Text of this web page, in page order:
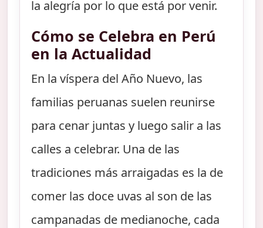
la alegría por lo que está por venir.
Cómo se Celebra en Perú
en la Actualidad
En la víspera del Año Nuevo, las
familias peruanas suelen reunirse
para cenar juntas y luego salir a las
calles a celebrar. Una de las
tradiciones más arraigadas es la de
comer las doce uvas al son de las
campanadas de medianoche, cada